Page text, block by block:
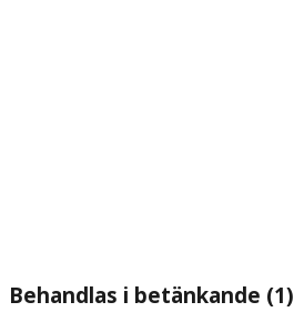
Behandlas i betänkande (1)